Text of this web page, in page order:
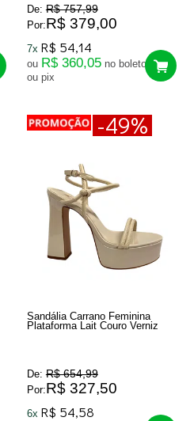
De: R$ 757,99
Por:R$ 379,00
7x R$ 54,14
ou R$ 360,05 no boleto
ou pix
-49%
Sandália Carrano Feminina
Plataforma Lait Couro Verniz
De: R$ 654,99
Por:R$ 327,50
6x R$ 54,58